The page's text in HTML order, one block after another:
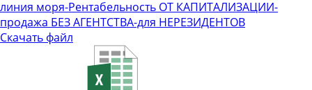
линия моря-Рентабельность ОТ КАПИТАЛИЗАЦИИ-
продажа БЕЗ АГЕНТСТВА-для НЕРЕЗИДЕНТОВ
Скачать файл